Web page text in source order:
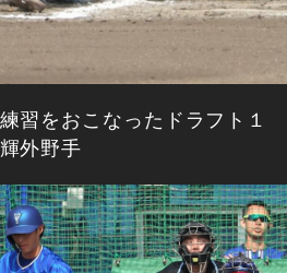
習をおこなったドラフト１
外野手